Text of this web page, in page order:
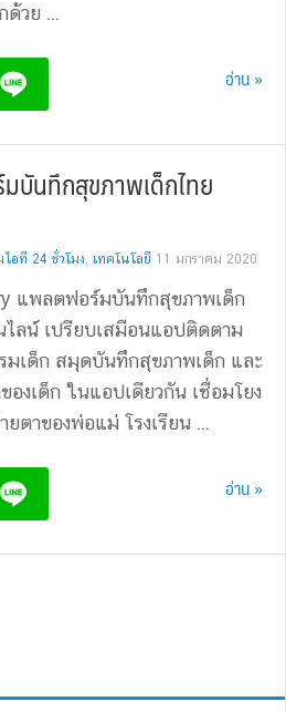
ด้วย ...
อ่าน »
บันทึกสุขภาพเด็กไทย
อที 24 ชั่วโมง, เทคโนโลยี 11 มกราคม 2020
แพลตฟอร์มบันทึกสุขภาพเด็ก
ไลน์ เปรียบเสมือนแอปติดตาม
มเด็ก สมุดบันทึกสุขภาพเด็ก และ
องเด็ก ในแอปเดียวกัน เชื่อมโยง
ตาของพ่อแม่ โรงเรียน ...
อ่าน »